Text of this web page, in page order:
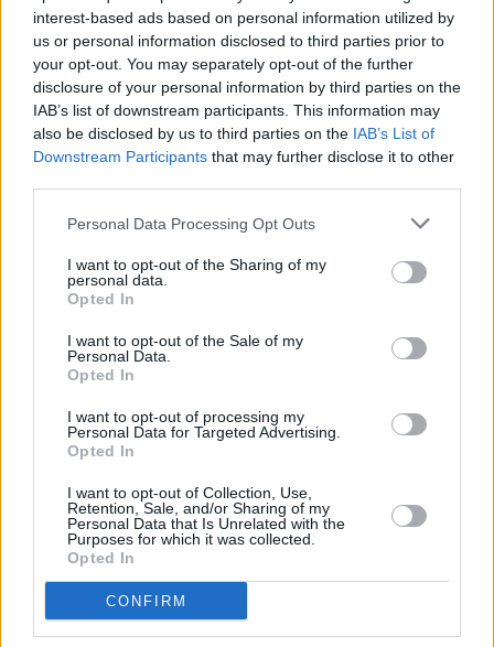
interest-based ads based on personal information utilized by
us or personal information disclosed to third parties prior to
your opt-out. You may separately opt-out of the further
disclosure of your personal information by third parties on the
IAB’s list of downstream participants. This information may
also be disclosed by us to third parties on the IAB’s List of
Downstream Participants that may further disclose it to other
Personal Data Processing Opt Outs
I want to opt-out of the Sharing of my
personal data.
Opted In
I want to opt-out of the Sale of my
Personal Data.
Opted In
I want to opt-out of processing my
Personal Data for Targeted Advertising.
Opted In
I want to opt-out of Collection, Use,
Retention, Sale, and/or Sharing of my
Personal Data that Is Unrelated with the
Purposes for which it was collected.
Opted In
CONFIRM
κανένας, πέραν των δικών της ανθρώπων,
καθώς δεν της αρέσει καθόλου να τη
βλέπουν σε αυτή την κατάσταση. Η Ρίκα
Διαλυνά, πάντα έδινε προσοχή στην εικόνα
της και φρόντιζε να υπάρχει πάντα
αξιοπρέπεια σε ότι έκανε στη ζωή της. Ήθελε
δεν της άρεσε, φρόντιζε να μη το φωτίζει.
Δεν θέλει να εγείρει συναισθήματα λύπης και
πόνου για εκείνη.
Επιθυμεί να μη γνωστοποιεί την εικόνα της,